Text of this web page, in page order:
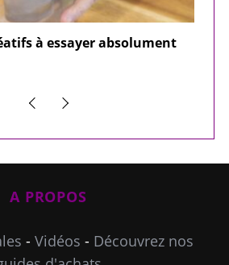
à essayer absolument
A PROPOS
- Vidéos - Découvrez nos